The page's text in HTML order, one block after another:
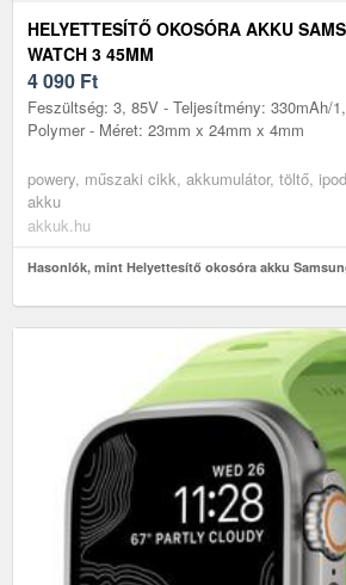
HELYETTESÍTŐ OKOSÓRA AKKU
WATCH 3 45MM
4 090 Ft
Feszültség: 3, 85V - Teljesítmény: 330mAh/
Polymer - Méret: 23mm x 24mm x 4mm
powery, műszaki cikk, akkumulátor, töltő,
akku
akkuk.hu
Hasonlók, mint Helyettesítő okosóra akku